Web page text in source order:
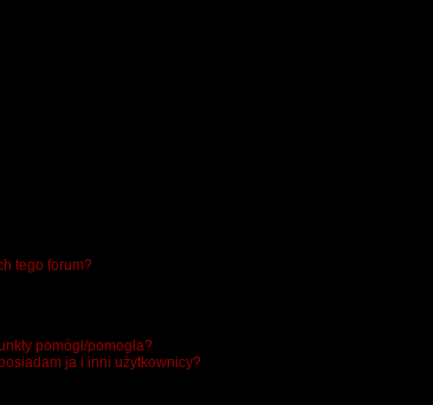
tego forum?
pomógł/pomogła?
ja i inni użytkownicy?